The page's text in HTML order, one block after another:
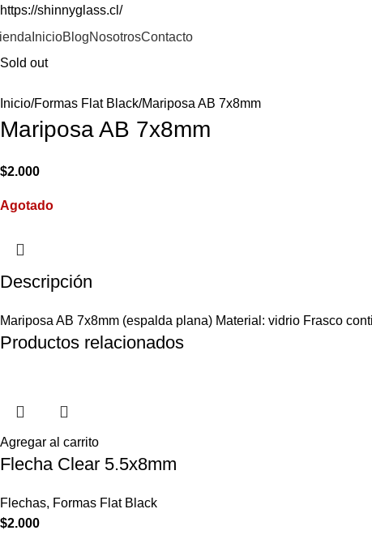
https://shinnyglass.cl/
InicioBlogNosotrosContacto
Sold out
Inicio Formas Flat Black Mariposa AB 7x8mm
Mariposa AB 7x8mm
$2.000
Agotado
Descripción
Mariposa AB 7x8mm (espalda plana) Material: vidrio Frasco
Productos relacionados
Agregar al carrito
Flecha Clear 5.5x8mm
Flechas, Formas Flat Black
$2.000